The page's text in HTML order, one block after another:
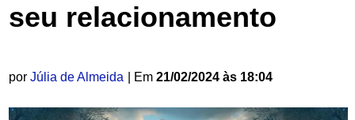
seu relacionamento
por Júlia de Almeida | Em 21/02/2024 às 18:04